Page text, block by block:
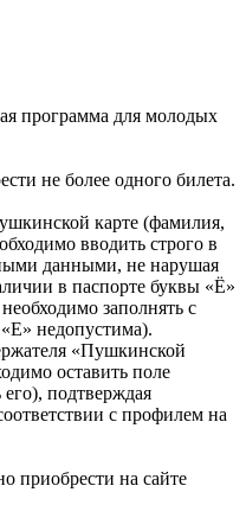
программа для молодых
не более одного билета.
карте (фамилия,
вводить строго в
данными, не нарушая
в паспорте буквы «Ё»
заполнять с
недопустима).
«Пушкинской
оставить поле
подтверждая
с профилем на
приобрести на сайте